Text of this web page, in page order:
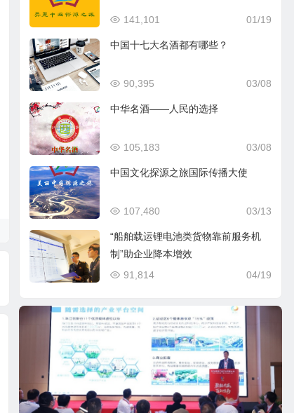
01/19
141,101
中国十七大名酒都有哪些？
03/08
90,395
中华名酒——人民的选择
03/08
105,183
中国文化探源之旅国际传播大使
03/13
107,480
“船舶载运锂电池类货物靠前服务机
制”助企业降本增效
04/19
91,814